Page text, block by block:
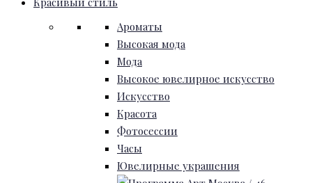
Ароматы
Высокая мода
Мода
Высокое ювелирное искусство
Искусство
Красота
Фотосессии
Часы
Ювелирные украшения